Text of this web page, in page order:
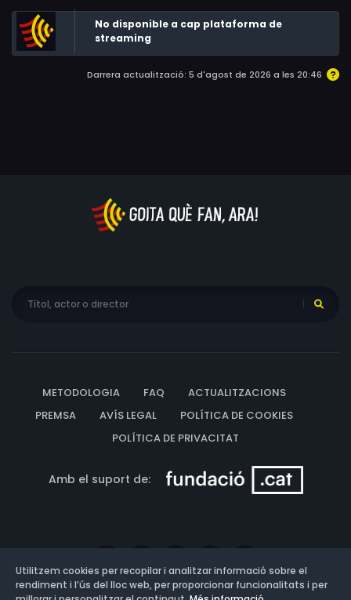
Rosine Cadoret, Philippe De Brugada, Michel Crémadès,
Gérard Dubois, Anne Macina, Vincent Martin, Françoise
Michaud, Charly Chemouny, Mouss Zouheyri, Alejandra
Vidal, Claudine Berg, Marc Estrada, Jeanne Herviale,
No disponible a cap plataforma de
streaming
Darrera actualització: 5 d'agost de 2026 a les 20:46
METODOLOGIA FAQ
ACTUALITZACIONS
PREMSA
AVÍS LEGAL
POLÍTICA DE COOKIES
POLÍTICA DE PRIVACITAT
Amb el suport de:
Utilitzem cookies per recopilar i analitzar informació sobre el
rendiment i l’ús del lloc web, per proporcionar funcionalitats i per